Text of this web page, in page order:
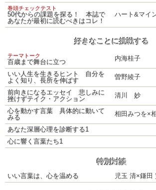
巻頭チェックテスト
50代からの課題を探る！ 本誌で
あなたが最初に読むべきはコレ！
ハート&マイ
好きなことに挑戦する
テーマトーク
百歳まで舞台に立つ 内海桂子
いい人生を生きるヒント 自分を
よく知り、長所を伸ばす
曽野綾子
前向きになるエッセイ 悲しみに
挫けずテイク・アクション
清川 妙
心を動かす言葉 具体的に動いて
みる
相田みつを×
あなた深層心理を診断する1
心に響く言葉たち1
特別対談
いい言葉は、心を温める 児玉 清×鎌田